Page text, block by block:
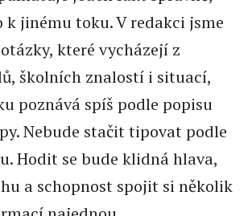
k jinému toku. V redakci jsme
které vycházejí z
školních znalostí i situací,
poznává spíš podle popisu
Nebude stačit tipovat podle
Hodit se bude klidná hlava,
a schopnost spojit si několik